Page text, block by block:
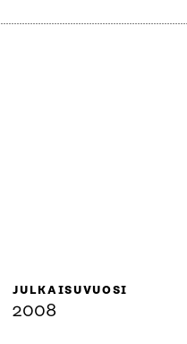
JULKAISUVUOSI
2008